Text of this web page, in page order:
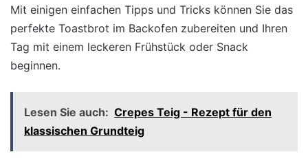
Mit einigen einfachen Tipps und Tricks können Sie das
perfekte Toastbrot im Backofen zubereiten und Ihren
Tag mit einem leckeren Frühstück oder Snack
beginnen.
Lesen Sie auch: Crepes Teig - Rezept für den
klassischen Grundteig